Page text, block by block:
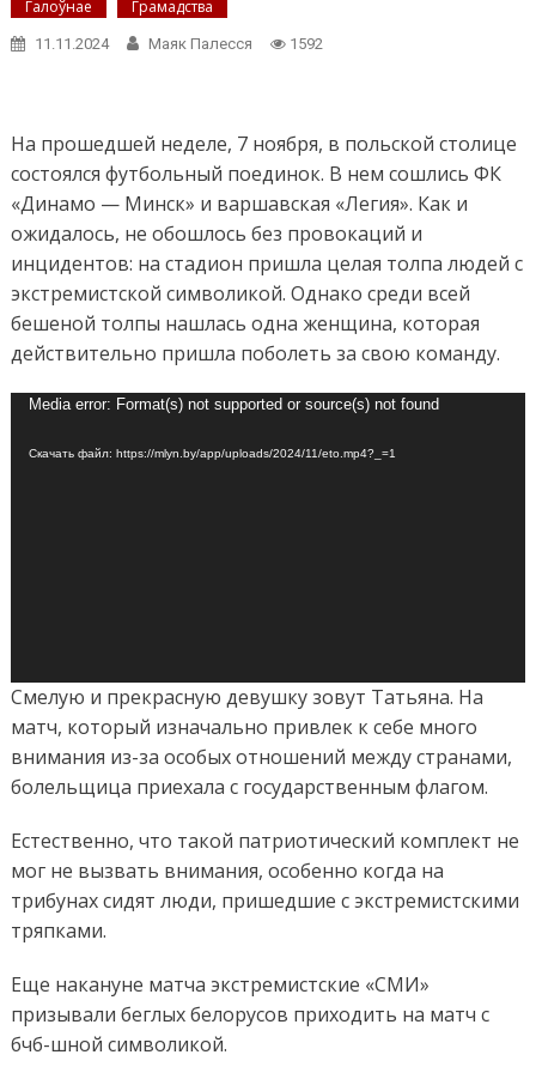
Галоўнае Грамадства
11.11.2024 Маяк Палесся 1592
На прошедшей неделе, 7 ноября, в польской столице
состоялся футбольный поединок. В нем сошлись ФК
«Динамо — Минск» и варшавская «Легия». Как и
ожидалось, не обошлось без провокаций и
инцидентов: на стадион пришла целая толпа людей с
экстремистской символикой. Однако среди всей
бешеной толпы нашлась одна женщина, которая
действительно пришла поболеть за свою команду.
Видеоплеер
Media error: Format(s) not supported or source(s) not found
Скачать файл: https://mlyn.by/app/uploads/2024/11/eto.mp4?_=1
Смелую и прекрасную девушку зовут Татьяна. На
матч, который изначально привлек к себе много
внимания из-за особых отношений между странами,
болельщица приехала с государственным флагом.
Естественно, что такой патриотический комплект не
мог не вызвать внимания, особенно когда на
трибунах сидят люди, пришедшие с экстремистскими
тряпками.
Еще накануне матча экстремистские «СМИ»
призывали беглых белорусов приходить на матч с
бчб-шной символикой.